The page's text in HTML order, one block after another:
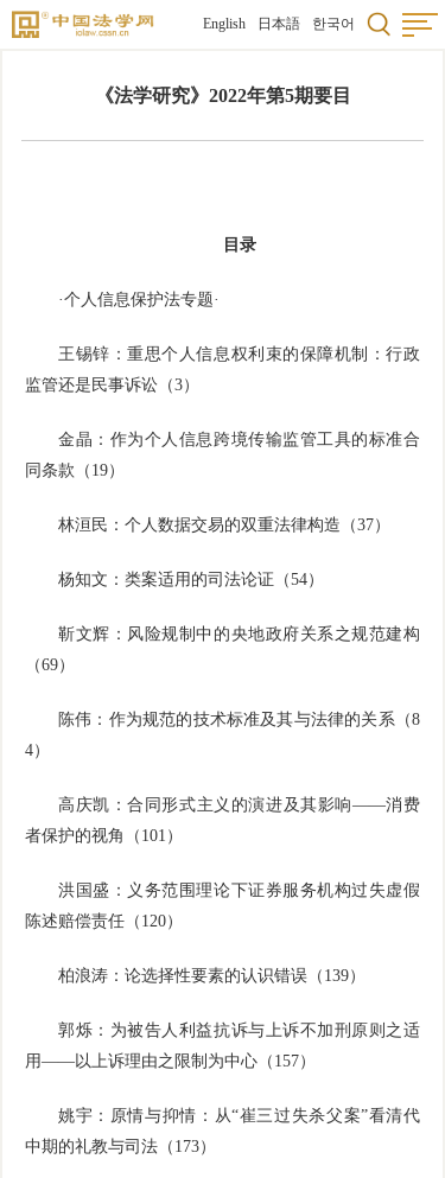
English 日本語 한국어
《法学研究》2022年第5期要目
目录
·个人信息保护法专题·
王锡锌：重思个人信息权利束的保障机制：行政
监管还是民事诉讼（3）
金晶：作为个人信息跨境传输监管工具的标准合
同条款（ 19）
林洹民：个人数据交易的双重法律构造（37）
杨知文：类案适用的司法论证（54）
靳文辉：风险规制中的央地政府关系之规范建构
（69）
陈伟：作为规范的技术标准及其与法律的关系（8
4）
高庆凯：合同形式主义的演进及其影响——消费
者保护的视角（ 101 ）
洪国盛：义务范围理论下证券服务机构过失虚假
陈述赔偿责任（ 120）
柏浪涛：论选择性要素的认识错误（ 139）
郭烁：为被告人利益抗诉与上诉不加刑原则之适
用——以上诉理由之限制为中心（ 157）
姚宇：原情与抑情：从“崔三过失杀父案”看清代
中期的礼教与司法（ 173）